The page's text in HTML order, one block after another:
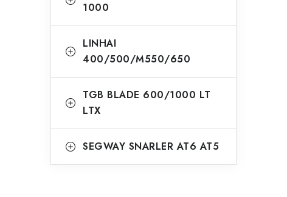
1000
LINHAI
400/500/M550/650
TGB BLADE 600/1000 LT
LTX
SEGWAY SNARLER AT6 AT5